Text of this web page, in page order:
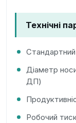
Технічні
Діаметр
ДП)
Робочий